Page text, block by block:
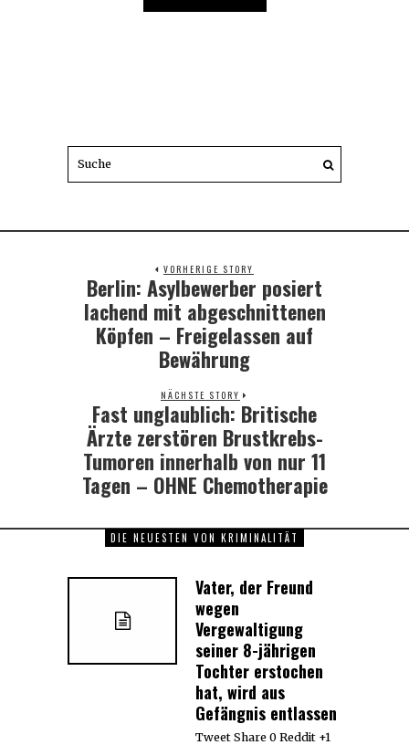
VORHERIGE STORY
Previous
post:
Berlin: Asylbewerber posiert
lachend mit abgeschnittenen
Köpfen – Freigelassen auf
Bewährung
NÄCHSTE STORY
Next
post:
Fast unglaublich: Britische
Ärzte zerstören Brustkrebs-
Tumoren innerhalb von nur 11
Tagen – OHNE Chemotherapie
DIE NEUESTEN VON KRIMINALITÄT
Vater, der Freund
wegen
Vergewaltigung
seiner 8-jährigen
Tochter erstochen
hat, wird aus
Gefängnis entlassen
Tweet Share 0 Reddit +1